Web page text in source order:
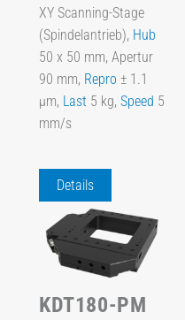
XY Scanning-Stage
(Spindelantrieb), Hub
50 x 50 mm, Apertur
90 mm, Repro ± 1.1
µm, Last 5 kg, Speed 5
mm/s
Details
KDT180-PM